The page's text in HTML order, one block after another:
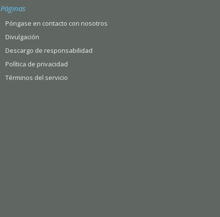
Páginas
Póngase en contacto con nosotros
Divulgación
Descargo de responsabilidad
Política de privacidad
Términos del servicio